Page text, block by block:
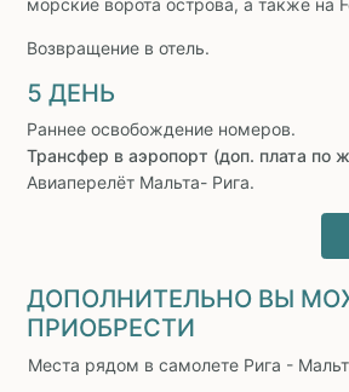
Возвращение в отель.
5 ДЕНЬ
Раннее освобождение номеров.
Трансфер в аэропорт (доп. плата по
Авиаперелёт Мальта- Рига.
ДОПОЛНИТЕЛЬНО ВЫ
ПРИОБРЕСТИ
Места рядом в самолете Рига -